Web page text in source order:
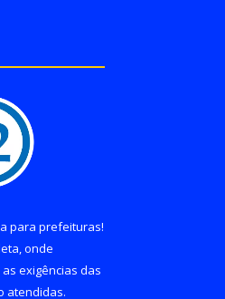
para prefeituras!
onde
exigências das
atendidas.